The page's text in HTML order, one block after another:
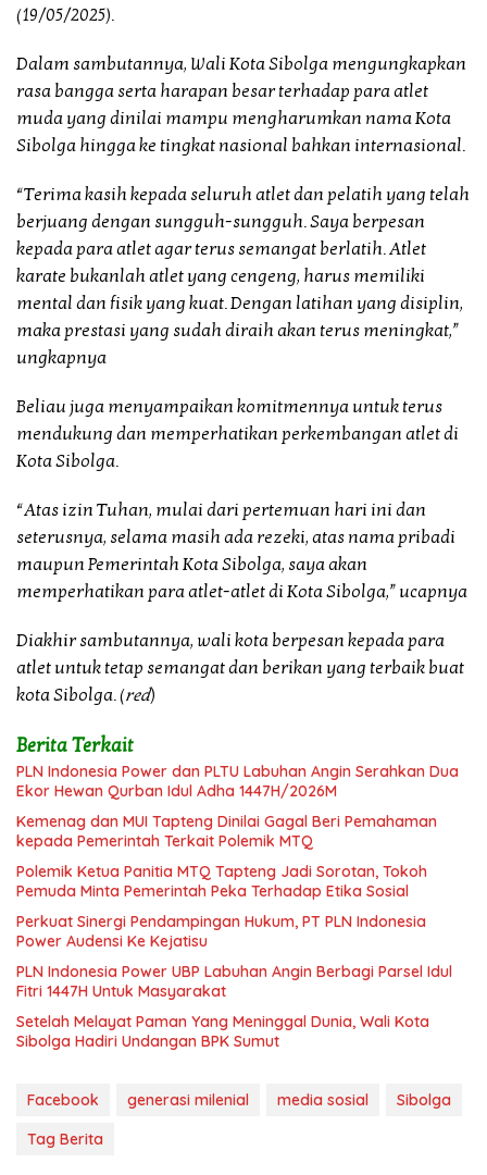
(19/05/2025).
Dalam sambutannya, Wali Kota Sibolga mengungkapkan
rasa bangga serta harapan besar terhadap para atlet
muda yang dinilai mampu mengharumkan nama Kota
Sibolga hingga ke tingkat nasional bahkan internasional.
“Terima kasih kepada seluruh atlet dan pelatih yang telah
berjuang dengan sungguh-sungguh. Saya berpesan
kepada para atlet agar terus semangat berlatih. Atlet
karate bukanlah atlet yang cengeng, harus memiliki
mental dan fisik yang kuat. Dengan latihan yang disiplin,
maka prestasi yang sudah diraih akan terus meningkat,”
ungkapnya
Beliau juga menyampaikan komitmennya untuk terus
mendukung dan memperhatikan perkembangan atlet di
Kota Sibolga.
“Atas izin Tuhan, mulai dari pertemuan hari ini dan
seterusnya, selama masih ada rezeki, atas nama pribadi
maupun Pemerintah Kota Sibolga, saya akan
memperhatikan para atlet-atlet di Kota Sibolga,” ucapnya
Diakhir sambutannya, wali kota berpesan kepada para
atlet untuk tetap semangat dan berikan yang terbaik buat
kota Sibolga. (red)
Berita Terkait
PLN Indonesia Power dan PLTU Labuhan Angin Serahkan Dua
Ekor Hewan Qurban Idul Adha 1447H/2026M
Kemenag dan MUI Tapteng Dinilai Gagal Beri Pemahaman
kepada Pemerintah Terkait Polemik MTQ
Polemik Ketua Panitia MTQ Tapteng Jadi Sorotan, Tokoh
Pemuda Minta Pemerintah Peka Terhadap Etika Sosial
Perkuat Sinergi Pendampingan Hukum, PT PLN Indonesia
Power Audensi Ke Kejatisu
PLN Indonesia Power UBP Labuhan Angin Berbagi Parsel Idul
Fitri 1447H Untuk Masyarakat
Setelah Melayat Paman Yang Meninggal Dunia, Wali Kota
Sibolga Hadiri Undangan BPK Sumut
Facebook generasi milenial media sosial
Sibolga
Tag Berita